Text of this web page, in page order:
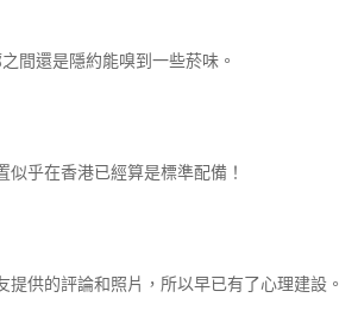
間還是隱約能嗅到一些菸味。
乎在香港已經算是標準配備！
供的評論和照片，所以早已有了心理建設。